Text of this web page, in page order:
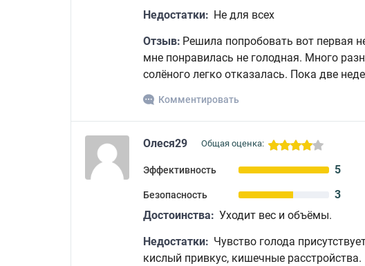
Недостатки: Не для всех
Отзыв: Решила попробовать вот первая
мне понравилась не голодная. Много
солёного легко отказалась. Пока две
Комментировать
Олеся29 Общая оценка:
Эффективность 5
Безопасность
3
Достоинства: Уходит вес и объёмы.
Недостатки: Чувство голода
кислый привкус, кишечные расстройства.